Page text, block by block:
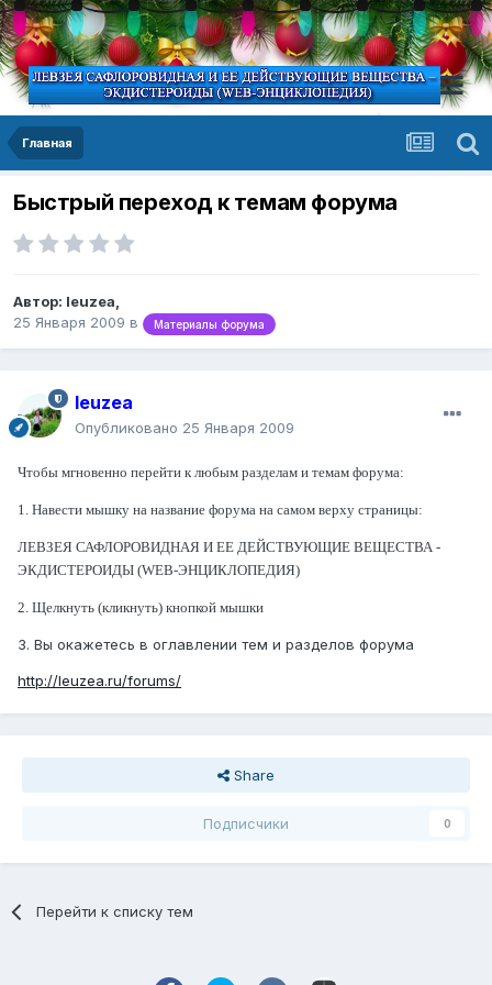
Главная
Быстрый переход к темам форума
Автор: leuzea,
25 Января 2009 в Материалы форума
leuzea
Опубликовано 25 Января 2009
Чтобы мгновенно перейти к любым разделам и темам форума:
1. Навести мышку на название форума на самом верху страницы:
ЛЕВЗЕЯ САФЛОРОВИДНАЯ И ЕЕ ДЕЙСТВУЮЩИЕ ВЕЩЕСТВА -
ЭКДИСТЕРОИДЫ (WEB-ЭНЦИКЛОПЕДИЯ)
2. Щелкнуть (кликнуть) кнопкой мышки
3. Вы окажетесь в оглавлении тем и разделов форума
http://leuzea.ru/forums/
Share
Подписчики 0
Перейти к списку тем